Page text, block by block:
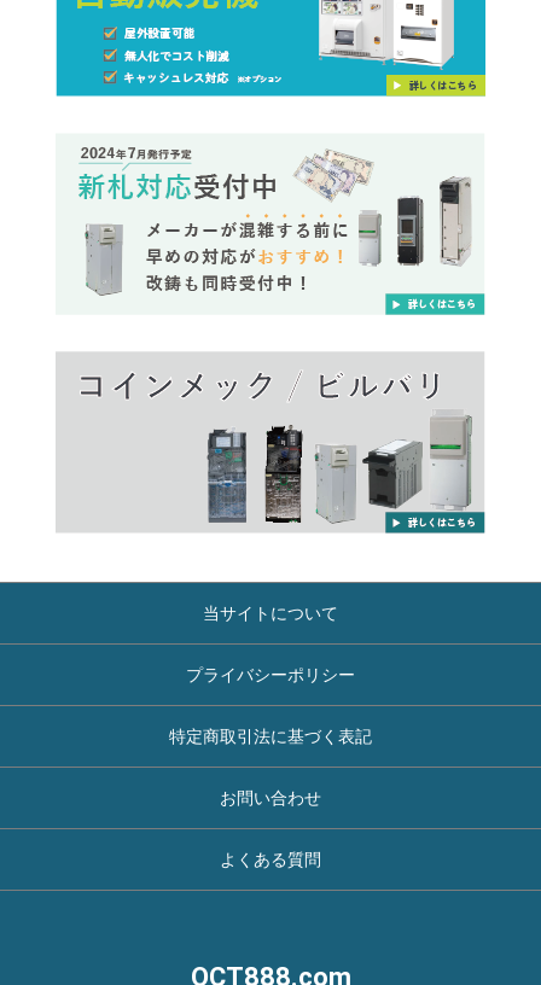
当サイトについて
プライバシーポリシー
特定商取引法に基づく表記
お問い合わせ
よくある質問
OCT888.com